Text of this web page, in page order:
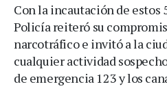
Con la incautación de estos
Policía reiteró su
narcotráfico e invitó a la
cualquier actividad
de emergencia 123 y los